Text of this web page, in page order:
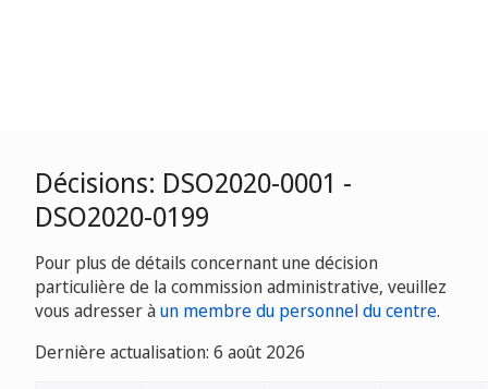
Décisions: DSO2020-0001 -
DSO2020-0199
Pour plus de détails concernant une décision
particulière de la commission administrative, veuillez
vous adresser àun membre du personnel du centre.
Dernière actualisation: 6 août 2026